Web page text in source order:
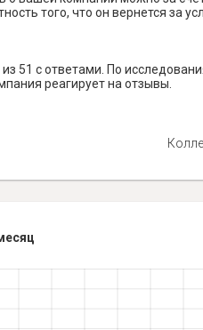
того, что он вернется за
51 с ответами. По
реагирует на отзывы.